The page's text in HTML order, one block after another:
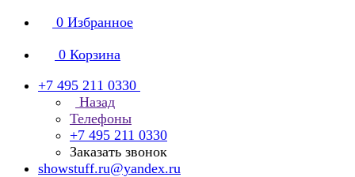
0 Избранное
0 Корзина
+7 495 211 0330
Назад
Телефоны
+7 495 211 0330
Заказать звонок
showstuff.ru@yandex.ru